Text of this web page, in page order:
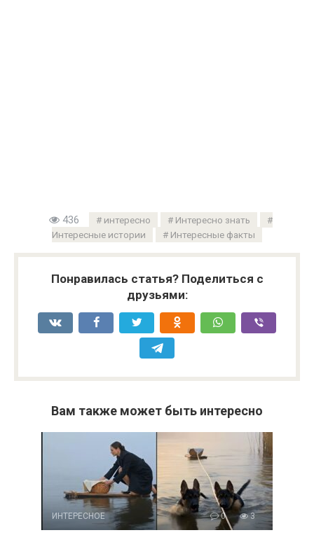
436 интересно
Интересно знать
Интересные истории
Интересные факты
Понравилась статья? Поделиться с
друзьями:
Вам также может быть интересно
ИНТЕРЕСНОЕ 0 3